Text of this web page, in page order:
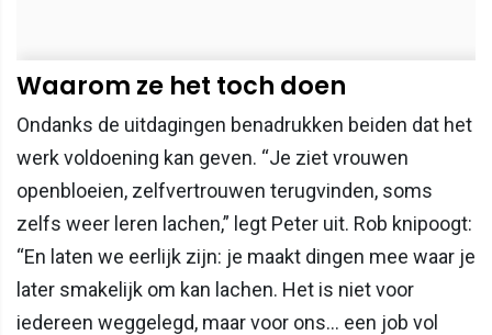
Waarom ze het toch doen
Ondanks de uitdagingen benadrukken beiden dat het
werk voldoening kan geven. “Je ziet vrouwen
openbloeien, zelfvertrouwen terugvinden, soms
zelfs weer leren lachen,” legt Peter uit. Rob knipoogt:
“En laten we eerlijk zijn: je maakt dingen mee waar je
later smakelijk om kan lachen. Het is niet voor
iedereen weggelegd, maar voor ons… een job vol